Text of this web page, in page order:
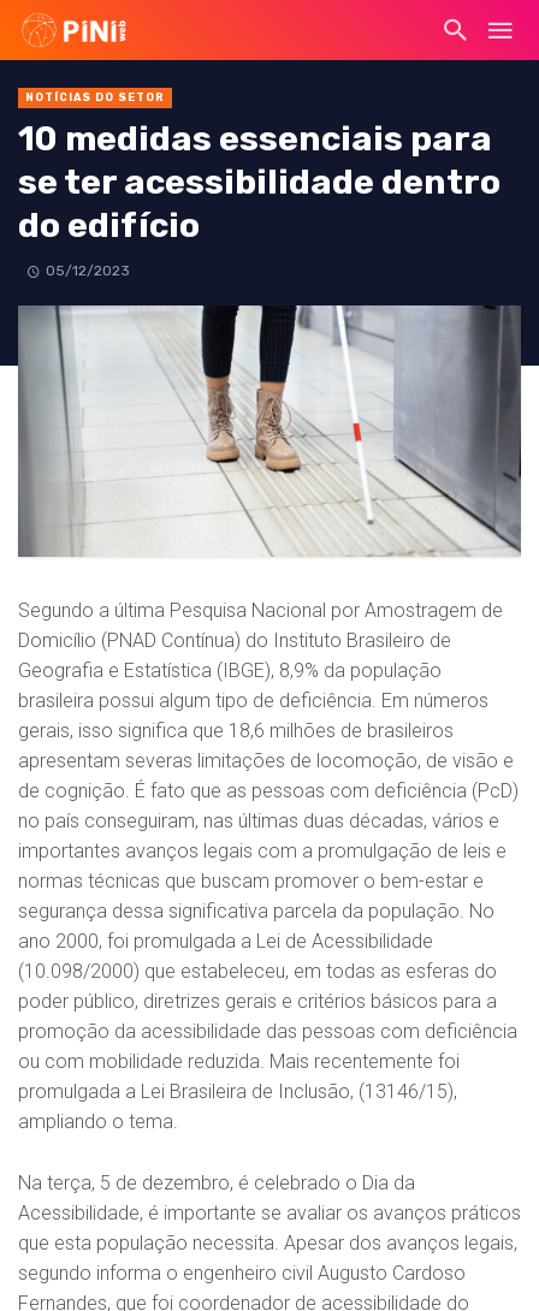
NOTÍCIAS DO SETOR
10 medidas essenciais para
se ter acessibilidade dentro
do edifício
05/12/2023
Segundo a última Pesquisa Nacional por Amostragem de
Domicílio (PNAD Contínua) do Instituto Brasileiro de
Geografia e Estatística (IBGE), 8,9% da população
brasileira possui algum tipo de deficiência. Em números
gerais, isso significa que 18,6 milhões de brasileiros
apresentam severas limitações de locomoção, de visão e
de cognição. É fato que as pessoas com deficiência (PcD)
no país conseguiram, nas últimas duas décadas, vários e
importantes avanços legais com a promulgação de leis e
normas técnicas que buscam promover o bem-estar e
segurança dessa significativa parcela da população. No
ano 2000, foi promulgada a Lei de Acessibilidade
(10.098/2000) que estabeleceu, em todas as esferas do
poder público, diretrizes gerais e critérios básicos para a
promoção da acessibilidade das pessoas com deficiência
ou com mobilidade reduzida. Mais recentemente foi
promulgada a Lei Brasileira de Inclusão, (13146/15),
ampliando o tema.
Na terça, 5 de dezembro, é celebrado o Dia da
Acessibilidade, é importante se avaliar os avanços práticos
que esta população necessita. Apesar dos avanços legais,
segundo informa o engenheiro civil Augusto Cardoso
Fernandes, que foi coordenador de acessibilidade do